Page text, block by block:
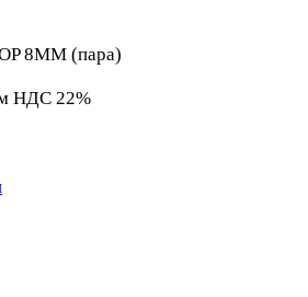
8MM (пара)
НДС 22%